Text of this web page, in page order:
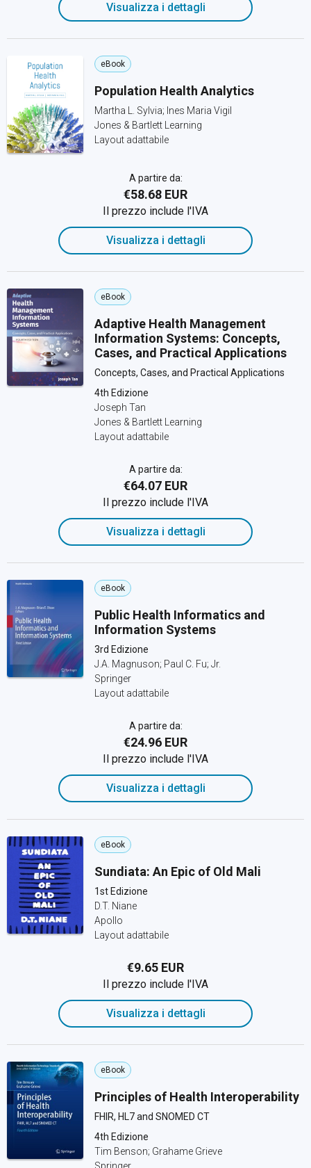
Visualizza i dettagli
eBook
Population Health Analytics
Martha L. Sylvia; Ines Maria Vigil
Jones & Bartlett Learning
Layout adattabile
A partire da:
€58.68 EUR
Il prezzo include l'IVA
Visualizza i dettagli
eBook
Adaptive Health Management
Information Systems: Concepts,
Cases, and Practical Applications
Concepts, Cases, and Practical Applications
4th Edizione
Joseph Tan
Jones & Bartlett Learning
Layout adattabile
A partire da:
€64.07 EUR
Il prezzo include l'IVA
Visualizza i dettagli
eBook
Public Health Informatics and
Information Systems
3rd Edizione
J.A. Magnuson; Paul C. Fu; Jr.
Springer
Layout adattabile
A partire da:
€24.96 EUR
Il prezzo include l'IVA
Visualizza i dettagli
eBook
Sundiata: An Epic of Old Mali
1st Edizione
D.T. Niane
Apollo
Layout adattabile
€9.65 EUR
Il prezzo include l'IVA
Visualizza i dettagli
eBook
Principles of Health Interoperability
FHIR, HL7 and SNOMED CT
4th Edizione
Tim Benson; Grahame Grieve